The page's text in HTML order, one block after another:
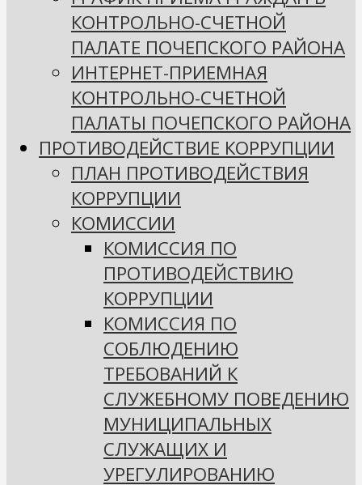
КОНТРОЛЬНО-СЧЕТНОЙ
ПАЛАТЕ ПОЧЕПСКОГО РАЙОНА
ИНТЕРНЕТ-ПРИЕМНАЯ
КОНТРОЛЬНО-СЧЕТНОЙ
ПАЛАТЫ ПОЧЕПСКОГО РАЙОНА
ПРОТИВОДЕЙСТВИЕ КОРРУПЦИИ
ПЛАН ПРОТИВОДЕЙСТВИЯ
КОРРУПЦИИ
КОМИССИИ
КОМИССИЯ ПО
ПРОТИВОДЕЙСТВИЮ
КОРРУПЦИИ
КОМИССИЯ ПО
СОБЛЮДЕНИЮ
ТРЕБОВАНИЙ К
СЛУЖЕБНОМУ ПОВЕДЕНИЮ
МУНИЦИПАЛЬНЫХ
СЛУЖАЩИХ И
УРЕГУЛИРОВАНИЮ